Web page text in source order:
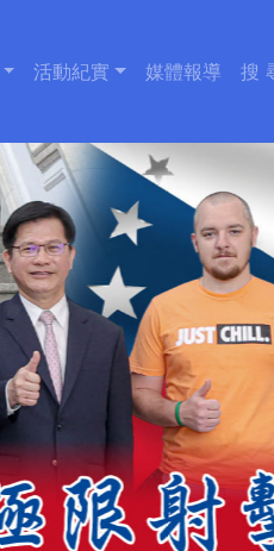
活動紀實 媒體報導 搜